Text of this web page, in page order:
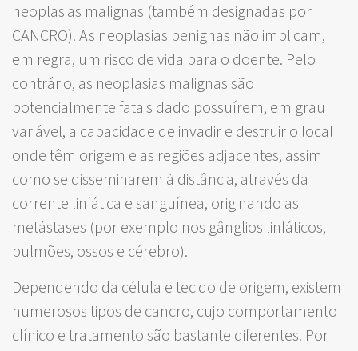
neoplasias malignas (também designadas por
CANCRO). As neoplasias benignas não implicam,
em regra, um risco de vida para o doente. Pelo
contrário, as neoplasias malignas são
potencialmente fatais dado possuírem, em grau
variável, a capacidade de invadir e destruir o local
onde têm origem e as regiões adjacentes, assim
como se disseminarem à distância, através da
corrente linfática e sanguínea, originando as
metástases (por exemplo nos gânglios linfáticos,
pulmões, ossos e cérebro).
Dependendo da célula e tecido de origem, existem
numerosos tipos de cancro, cujo comportamento
clínico e tratamento são bastante diferentes. Por